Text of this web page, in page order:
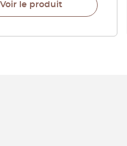
Voir le produit